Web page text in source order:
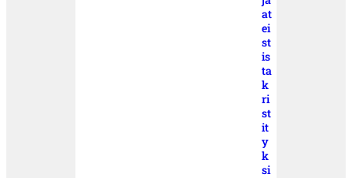
at
ei
st
is
ta
k
ri
st
it
y
k
si